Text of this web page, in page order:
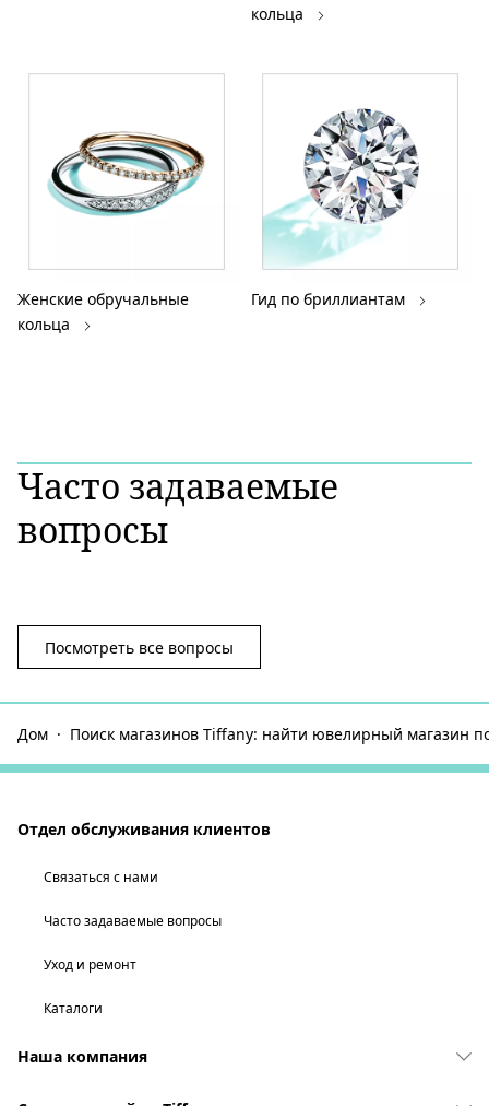
кольца
Женские обручальные
кольца
Гид по бриллиантам
Часто задаваемые
вопросы
Посмотреть все вопросы
Дом Поиск магазинов Tiffany: найти ювелирный магазин
Отдел обслуживания клиентов
Связаться с нами
Часто задаваемые вопросы
Уход и ремонт
Каталоги
Наша компания